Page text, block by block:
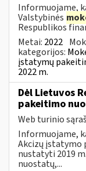
Informuojame,
Valstybinės
Respublikos
Metai: 2022
kategorijos:
įstatymų
2022 m.
Dėl Lietuvos
pakeitimo
Web turinio
Informuojame,
Akcizų įstatymo
nustatyti 2019
nuostatų,...